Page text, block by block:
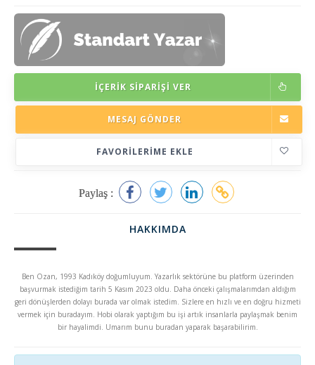
İÇERIK SIPARIŞI VER
MESAJ GÖNDER
FAVORILERIME EKLE
Paylaş :
HAKKIMDA
Ben Ozan, 1993 Kadıköy doğumluyum. Yazarlık sektörüne bu platform üzerinden
başvurmak istediğim tarih 5 Kasım 2023 oldu. Daha önceki çalışmalarımdan aldığım
geri dönüşlerden dolayı burada var olmak istedim. Sizlere en hızlı ve en doğru hizmeti
vermek için buradayım. Hobi olarak yaptığım bu işi artık insanlarla paylaşmak benim
bir hayalimdi. Umarım bunu buradan yaparak başarabilirim.